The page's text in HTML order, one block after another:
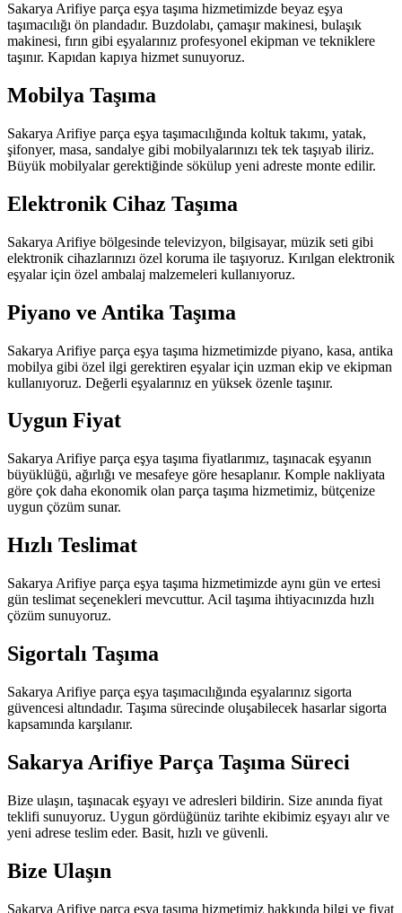
Sakarya Arifiye parça eşya taşıma hizmetimizde beyaz eşya
taşımacılığı ön plandadır. Buzdolabı, çamaşır makinesi, bulaşık
makinesi, fırın gibi eşyalarınız profesyonel ekipman ve tekniklere
taşınır. Kapıdan kapıya hizmet sunuyoruz.
Mobilya Taşıma
Sakarya Arifiye parça eşya taşımacılığında koltuk takımı, yatak,
şifonyer, masa, sandalye gibi mobilyalarınızı tek tek taşıyab iliriz.
Büyük mobilyalar gerektiğinde sökülup yeni adreste monte edilir.
Elektronik Cihaz Taşıma
Sakarya Arifiye bölgesinde televizyon, bilgisayar, müzik seti gibi
elektronik cihazlarınızı özel koruma ile taşıyoruz. Kırılgan elektronik
eşyalar için özel ambalaj malzemeleri kullanıyoruz.
Piyano ve Antika Taşıma
Sakarya Arifiye parça eşya taşıma hizmetimizde piyano, kasa, antika
mobilya gibi özel ilgi gerektiren eşyalar için uzman ekip ve ekipman
kullanıyoruz. Değerli eşyalarınız en yüksek özenle taşınır.
Uygun Fiyat
Sakarya Arifiye parça eşya taşıma fiyatlarımız, taşınacak eşyanın
büyüklüğü, ağırlığı ve mesafeye göre hesaplanır. Komple nakliyata
göre çok daha ekonomik olan parça taşıma hizmetimiz, bütçenize
uygun çözüm sunar.
Hızlı Teslimat
Sakarya Arifiye parça eşya taşıma hizmetimizde aynı gün ve ertesi
gün teslimat seçenekleri mevcuttur. Acil taşıma ihtiyacınızda hızlı
çözüm sunuyoruz.
Sigortalı Taşıma
Sakarya Arifiye parça eşya taşımacılığında eşyalarınız sigorta
güvencesi altındadır. Taşıma sürecinde oluşabilecek hasarlar sigorta
kapsamında karşılanır.
Sakarya Arifiye Parça Taşıma Süreci
Bize ulaşın, taşınacak eşyayı ve adresleri bildirin. Size anında fiyat
teklifi sunuyoruz. Uygun gördüğünüz tarihte ekibimiz eşyayı alır ve
yeni adrese teslim eder. Basit, hızlı ve güvenli.
Bize Ulaşın
Sakarya Arifiye parça eşya taşıma hizmetimiz hakkında bilgi ve fiyat